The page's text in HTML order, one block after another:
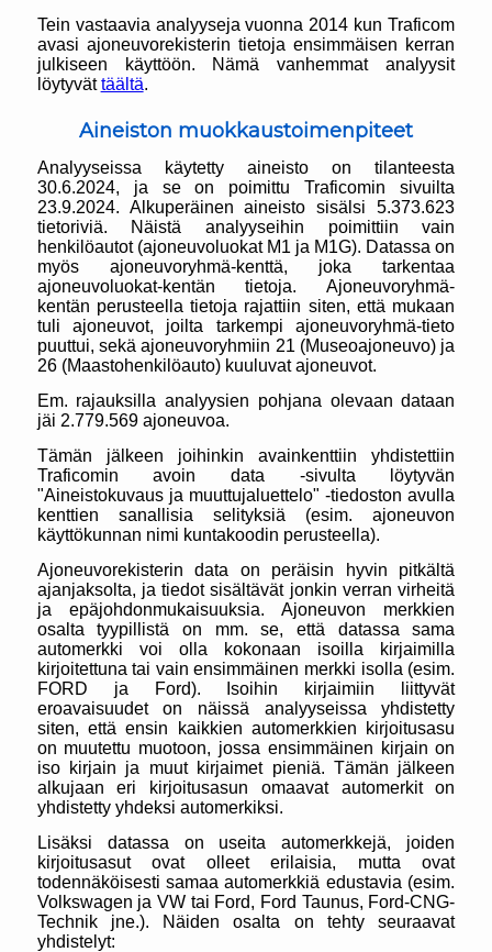
Tein vastaavia analyyseja vuonna 2014 kun Traficom
avasi ajoneuvorekisterin tietoja ensimmäisen kerran
julkiseen käyttöön. Nämä vanhemmat analyysit
löytyvättäältä.
Aineiston muokkaustoimenpiteet
Analyyseissa käytetty aineisto on tilanteesta
30.6.2024, ja se on poimittu Traficomin sivuilta
23.9.2024. Alkuperäinen aineisto sisälsi 5.373.623
tietoriviä. Näistä analyyseihin poimittiin vain
henkilöautot (ajoneuvoluokat M1 ja M1G). Datassa on
myös ajoneuvoryhmä-kenttä, joka tarkentaa
ajoneuvoluokat-kentän tietoja. Ajoneuvoryhmä-
kentän perusteella tietoja rajattiin siten, että mukaan
tuli ajoneuvot, joilta tarkempi ajoneuvoryhmä-tieto
puuttui, sekä ajoneuvoryhmiin 21 (Museoajoneuvo) ja
26 (Maastohenkilöauto) kuuluvat ajoneuvot.
Em. rajauksilla analyysien pohjana olevaan dataan
jäi 2.779.569 ajoneuvoa.
Tämän jälkeen joihinkin avainkenttiin yhdistettiin
Traficomin avoin data -sivulta löytyvän
"Aineistokuvaus ja muuttujaluettelo" -tiedoston avulla
kenttien sanallisia selityksiä (esim. ajoneuvon
käyttökunnan nimi kuntakoodin perusteella).
Ajoneuvorekisterin data on peräisin hyvin pitkältä
ajanjaksolta, ja tiedot sisältävät jonkin verran virheitä
ja epäjohdonmukaisuuksia. Ajoneuvon merkkien
osalta tyypillistä on mm. se, että datassa sama
automerkki voi olla kokonaan isoilla kirjaimilla
kirjoitettuna tai vain ensimmäinen merkki isolla (esim.
FORD ja Ford). Isoihin kirjaimiin liittyvät
eroavaisuudet on näissä analyyseissa yhdistetty
siten, että ensin kaikkien automerkkien kirjoitusasu
on muutettu muotoon, jossa ensimmäinen kirjain on
iso kirjain ja muut kirjaimet pieniä. Tämän jälkeen
alkujaan eri kirjoitusasun omaavat automerkit on
yhdistetty yhdeksi automerkiksi.
Lisäksi datassa on useita automerkkejä, joiden
kirjoitusasut ovat olleet erilaisia, mutta ovat
todennäköisesti samaa automerkkiä edustavia (esim.
Volkswagen ja VW tai Ford, Ford Taunus, Ford-CNG-
Technik jne.). Näiden osalta on tehty seuraavat
yhdistelyt: